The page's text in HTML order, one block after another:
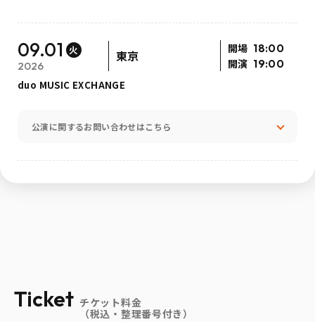
09.01 火
2026
東京 開場 18:00
開演 19:00
duo MUSIC EXCHANGE
公演に関するお問い合わせはこちら
Ticket チケット料金
（税込・整理番号付き）